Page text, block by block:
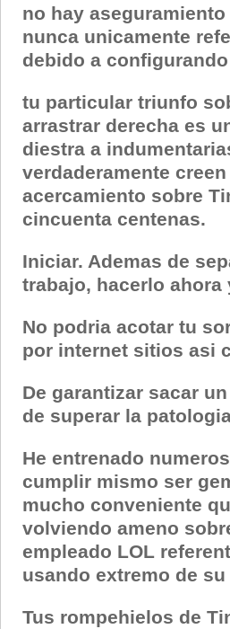
no hay
nunca unicamente
debido a
tu particular triunfo
arrastrar derecha es
diestra a
verdaderamente
acercamiento sobre
cincuenta centenas.
Iniciar. Ademas de
trabajo, hacerlo ahora
No podria acotar tu
por internet sitios asi­
De garantizar sacar
de superar la
He entrenado
cumplir mismo ser
mucho conveniente
volviendo ameno
empleado LOL
usando extremo de
Tus rompehielos de